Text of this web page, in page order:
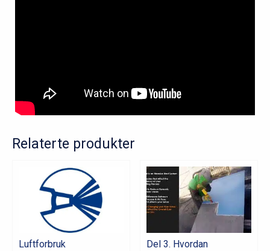
Relaterte produkter
Luftforbruk
Del 3. Hvordan